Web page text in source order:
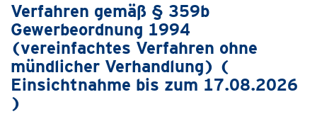
Verfahren gemäß § 359b
Gewerbeordnung 1994
(vereinfachtes Verfahren ohne
mündlicher Verhandlung) (
Einsichtnahme bis zum 17.08.2026
)